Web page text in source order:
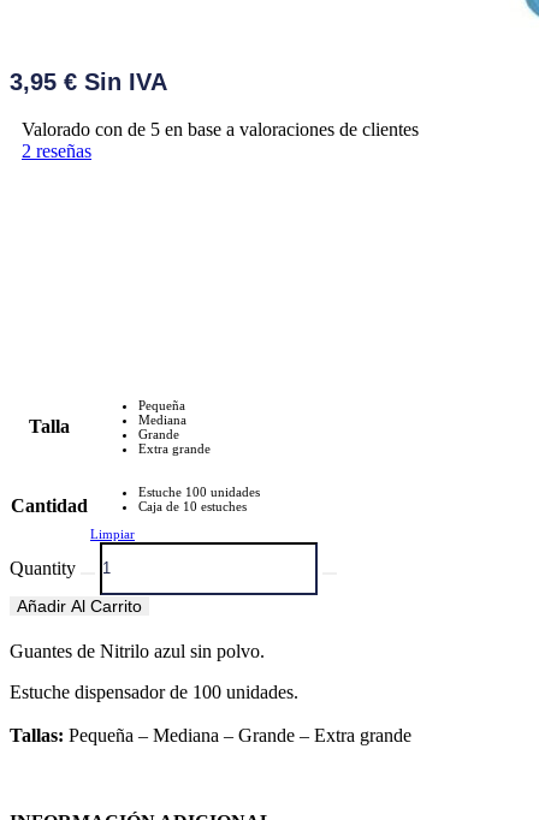
3,95 €
Valorado con de 5 en base a valoraciones de clientes
2 reseñas
Talla
Pequeña
Mediana
Grande
Extra grande
Cantidad
Estuche 100 unidades
Caja de 10 estuches
Limpiar
Quantity
Añadir Al Carrito
Guantes de Nitrilo azul sin polvo.
Estuche dispensador de 100 unidades.
Tallas: Pequeña – Mediana – Grande – Extra grande